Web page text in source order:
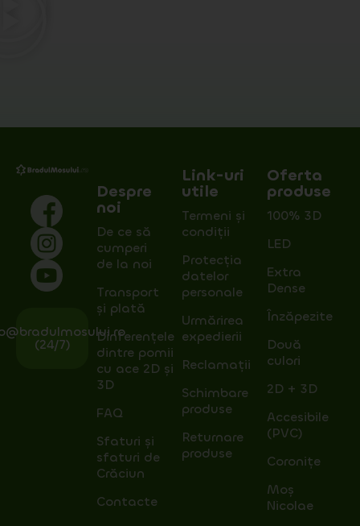
(24/7)
Despre
noi
De ce să
cumperi
de la noi
Transport
și plată
Dinferențele
dintre pomii
cu ace 2D și
3D
FAQ
Sfaturi și
sfaturi de
Crăciun
Contacte
Link-uri
utile
Termeni și
condiții
Protecția
datelor
personale
Urmărirea
expedierii
Reclamații
Schimbare
produse
Returnare
produse
Oferta
produse
100% 3D
LED
Extra
Dense
Înzăpezite
Două
culori
2D + 3D
Accesibile
(PVC)
Coronițe
Moș
Nicolae